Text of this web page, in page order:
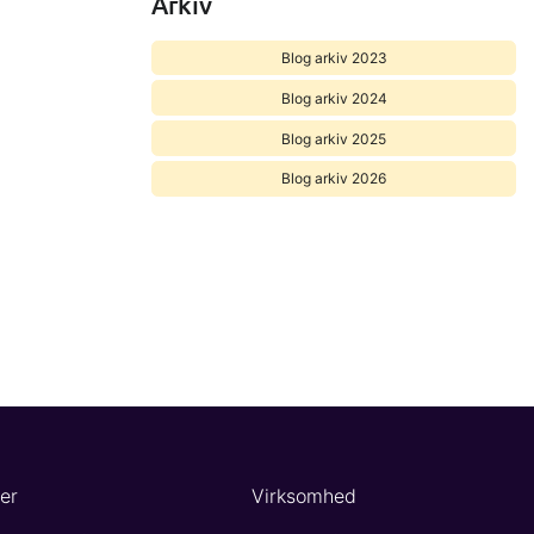
Blog arkiv 2023
Blog arkiv 2024
Blog arkiv 2025
Blog arkiv 2026
Virksomhed